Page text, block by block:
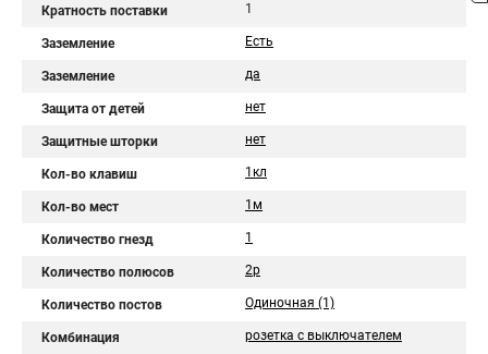
Кратность поставки 1
Заземление Есть
Заземление да
Защита от детей нет
Защитные шторки нет
Кол-во клавиш 1кл
Кол-во мест 1м
Количество гнезд 1
Количество полюсов 2p
Количество постов Одиночная (1)
Комбинация розетка с выключателем